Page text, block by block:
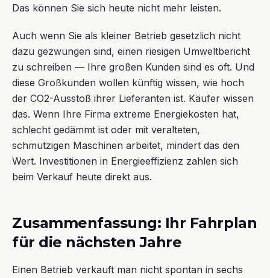
Das können Sie sich heute nicht mehr leisten.
Auch wenn Sie als kleiner Betrieb gesetzlich nicht
dazu gezwungen sind, einen riesigen Umweltbericht
zu schreiben — Ihre großen Kunden sind es oft. Und
diese Großkunden wollen künftig wissen, wie hoch
der CO2-Ausstoß ihrer Lieferanten ist. Käufer wissen
das. Wenn Ihre Firma extreme Energiekosten hat,
schlecht gedämmt ist oder mit veralteten,
schmutzigen Maschinen arbeitet, mindert das den
Wert. Investitionen in Energieeffizienz zahlen sich
beim Verkauf heute direkt aus.
Zusammenfassung: Ihr Fahrplan
für die nächsten Jahre
Einen Betrieb verkauft man nicht spontan in sechs